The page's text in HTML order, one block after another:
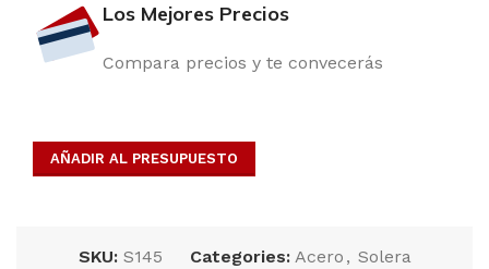
Los Mejores Precios
Compara precios y te convecerás
AÑADIR AL PRESUPUESTO
SKU: S145 Categories: Acero , Solera